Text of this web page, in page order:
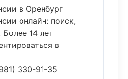
в Оренбург
онлайн: поиск,
Более 14 лет
в
330-91-35